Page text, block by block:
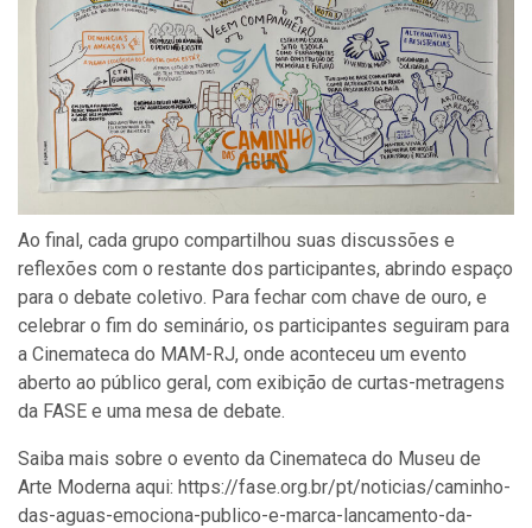
Ao final, cada grupo compartilhou suas discussões e
reflexões com o restante dos participantes, abrindo espaço
para o debate coletivo. Para fechar com chave de ouro, e
celebrar o fim do seminário, os participantes seguiram para
a Cinemateca do MAM-RJ, onde aconteceu um evento
aberto ao público geral, com exibição de curtas-metragens
da FASE e uma mesa de debate.
Saiba mais sobre o evento da Cinemateca do Museu de
Arte Moderna aqui: https://fase.org.br/pt/noticias/caminho-
das-aguas-emociona-publico-e-marca-lancamento-da-